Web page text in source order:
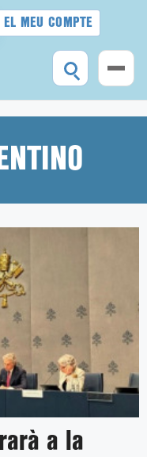
EL MEU COMPTE
a la